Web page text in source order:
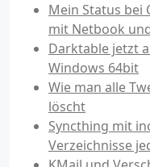
Mein Status bei
mit Netbook
Darktable jetzt
Windows 64bit
Wie man alle
löscht
Syncthing mit
Verzeichnisse